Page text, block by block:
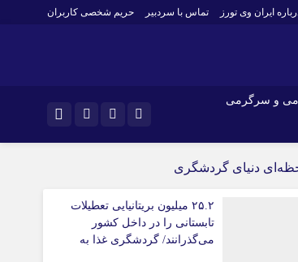
ایران وی تورز تماس با سردبیر حریم شخصی کاربران
و سرگرمی
اینستاگرام
صنعت و تجارت و خدمات
اقتصاد گردشگری
خودرو
دنیای گردشگری
۲۵.۲ میلیون بریتانیایی تعطیلات
تابستانی را در داخل کشور
می‌گذرانند/ گردشگری غذا به